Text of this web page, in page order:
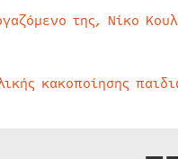
της, Νίκο
κακοποίησης